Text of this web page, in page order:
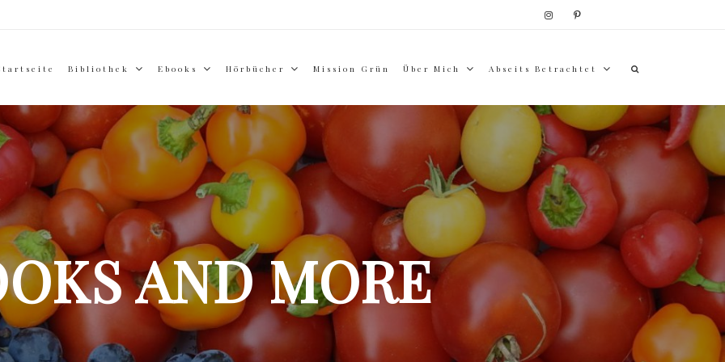
Bibliothek Ebooks Hörbücher Mission Grün Über Mich Abseits Betrachtet
AND MORE